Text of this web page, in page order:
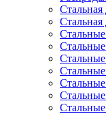
Стальная
Стальная
Стальные